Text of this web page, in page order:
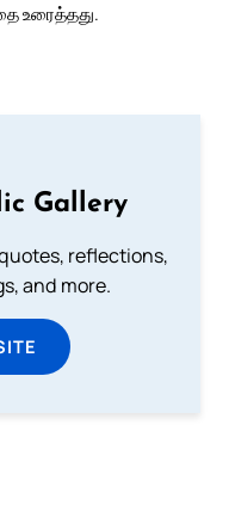
உரைத்தது.
Gallery
reflections,
and more.